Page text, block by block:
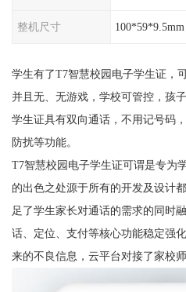
整机尺寸 100*59*9.5mm
学生有了T7智慧校园电子学生证，
并且无、无游戏，学校可管控，孩
学生证具有双向通话，不用记号码
防扰等功能。
T7智慧校园电子学生证可谓是专为
的出色之处源于所有的开发及设计
足了学生家长对通话的需求的同时
话、定位、支付等核心功能稳定强
来的不良信息，云平台对接了家校